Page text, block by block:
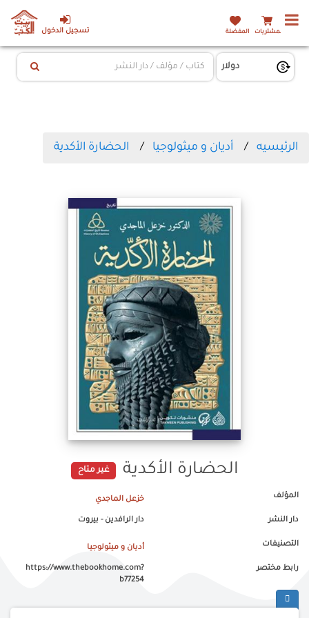
تسجيل الدخول المشتريات المفضلة
الرئيسيه أديان و ميثولوجيا الحضارة الأكدية
الحضارة الأكدية غير متاح
المؤلف خزعل الماجدي
دار النشر دار الرافدين - بيروت
التصنيفات أديان و ميثولوجيا
رابط مختصر
https://www.thebookhome.com?
b77254